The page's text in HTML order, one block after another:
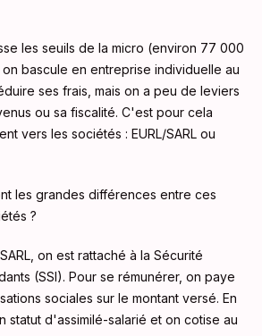
les seuils de la micro (environ 77 000
bascule en entreprise individuelle au
ses frais, mais on a peu de leviers
ou sa fiscalité. C'est pour cela
vers les sociétés : EURL/SARL ou
les grandes différences entre ces
?
on est rattaché à la Sécurité
(SSI). Pour se rémunérer, on paye
sociales sur le montant versé. En
statut d'assimilé-salarié et on cotise au